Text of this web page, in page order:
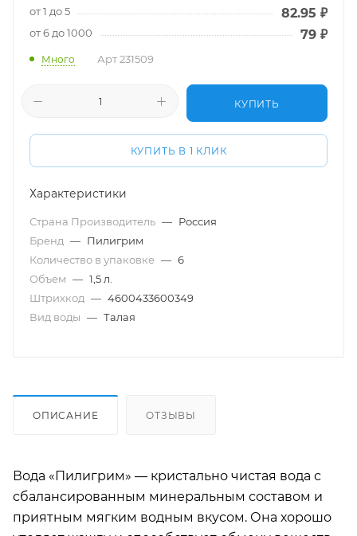
от 1 до 5 82.95 ₽
от 6 до 1000 79 ₽
Много Арт231509
КУПИТЬ
КУПИТЬ В 1 КЛИК
Характеристики
Страна Производитель — Россия
Бренд — Пилигрим
Количество в упаковке — 6
Объем — 1,5 л.
Штрихкод — 4600433600349
Вид воды — Талая
ОПИСАНИЕ ОТЗЫВЫ
Вода «Пилигрим» — кристально чистая вода с
сбалансированным минеральным составом и
приятным мягким водным вкусом. Она хорошо